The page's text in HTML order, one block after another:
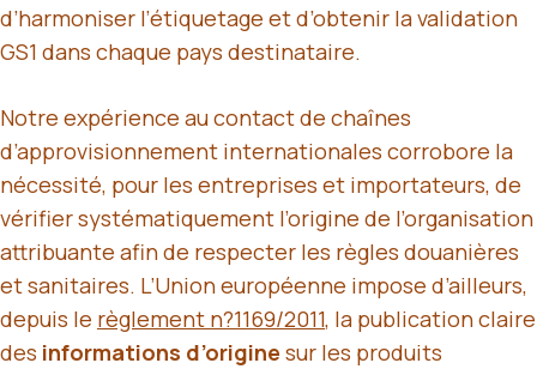
d’harmoniser l’étiquetage et d’obtenir la validation
GS1 dans chaque pays destinataire.
Notre expérience au contact de chaînes
d’approvisionnement internationales corrobore la
nécessité, pour les entreprises et importateurs, de
vérifier systématiquement l’origine de l’organisation
attribuante afin de respecter les règles douanières
et sanitaires. L’Union européenne impose d’ailleurs,
depuis le règlement n?1169/2011, la publication claire
des informations d’origine sur les produits